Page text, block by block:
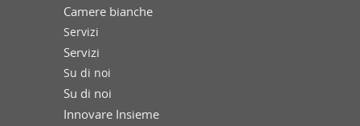
Camere bianche
Servizi
Servizi
Su di noi
Su di noi
Innovare Insieme